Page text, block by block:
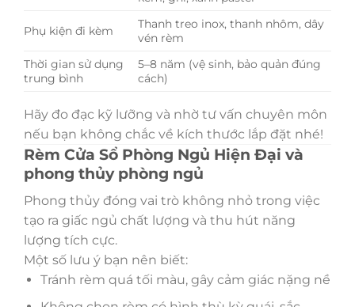
Phụ kiện đi kèm
Thanh treo inox, thanh nhôm, dây
vén rèm
Thời gian sử dụng
trung bình
5–8 năm (vệ sinh, bảo quản đúng
cách)
Hãy đo đạc kỹ lưỡng và nhờ tư vấn chuyên môn
nếu bạn không chắc về kích thước lắp đặt nhé!
Rèm Cửa Sổ Phòng Ngủ Hiện Đại và
phong thủy phòng ngủ
Phong thủy đóng vai trò không nhỏ trong việc
tạo ra giấc ngủ chất lượng và thu hút năng
lượng tích cực.
Một số lưu ý bạn nên biết:
Tránh rèm quá tối màu, gây cảm giác nặng nề